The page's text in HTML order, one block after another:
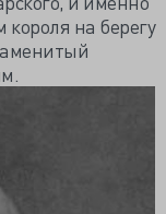
на берегу